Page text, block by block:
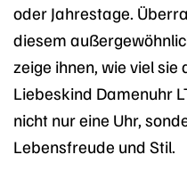
oder Jahrestage.
diesem
zeige ihnen, wie viel
Liebeskind Damenuhr
nicht nur eine Uhr,
Lebensfreude und Stil.